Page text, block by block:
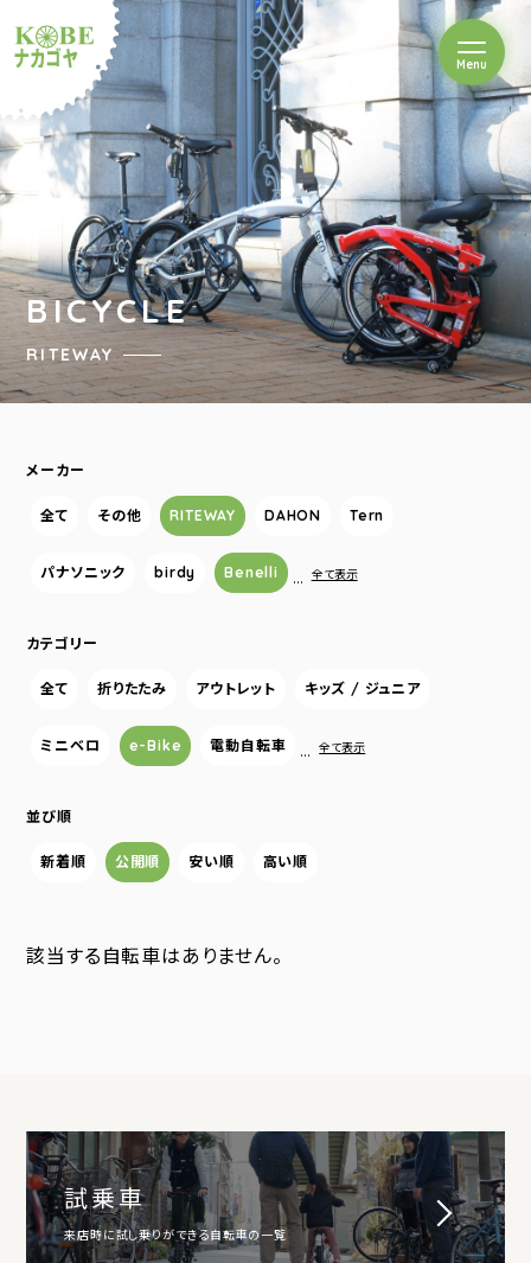
ルショップナカゴヤ
Menuを開閉
BICYCLE
RITEWAY
メーカー
全て その他 RITEWAY DAHON Tern
パナソニック birdy Benelli … 全て表示
カテゴリー
全て 折りたたみ アウトレット キッズ / ジュニア
ミニベロ e-Bike 電動自転車 … 全て表示
並び順
新着順 公開順 安い順 高い順
該当する自転車はありません。
試乗車
来店時に試し乗りができる自転車の一覧